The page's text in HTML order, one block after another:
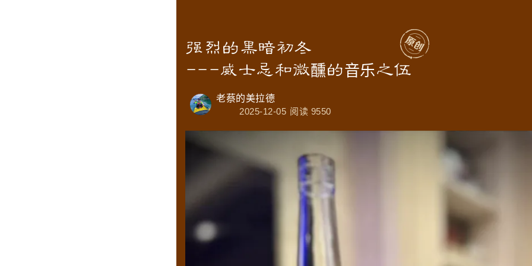
强烈的黑暗初冬
‍---威士忌和微醺的音乐之伍
老蔡的美拉德
2025-12-05 阅读 9550